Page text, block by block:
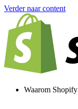
Verder naar content
Waarom Shopify